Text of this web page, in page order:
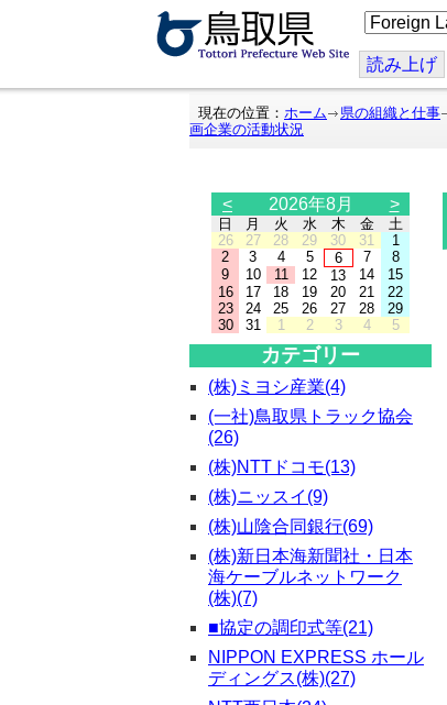
こ
の
ジ
を
翻
読み上げ
現在の位置： ホーム 県の組織と仕事
画企業の活動状況
< 2026年8月 >
日 月 火 水 木 金
土
26
27 28 29 30 31
1
2
3 4 5 6 7
8
9
10 11 12 13 14
15
16
17 18 19 20 21
22
23
24 25 26 27 28
29
30
31 1 2 3 4 5
カテゴリー
(株)ミヨシ産業(4)
(一社)鳥取県トラック協会
(26)
(株)NTTドコモ(13)
(株)ニッスイ(9)
(株)山陰合同銀行(69)
(株)新日本海新聞社・日本
海ケーブルネットワーク
(株)(7)
■協定の調印式等(21)
NIPPON EXPRESS ホール
ディングス(株)(27)